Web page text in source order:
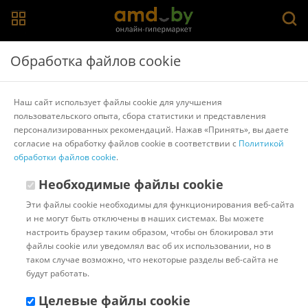
Главная > Каталог товаров Кронштейны
Dahua Для камер видеонаблюдения
Для проекторов
Для телевизоров
Настенные Настольные
Потолочные
Electric Light
Hama Kromax Wize
Сортировать: Популярные
590574
Кронштейн Wize WTH140
с 18:00 до 23:00.
Обработка файлов cookie
Наш сайт использует файлы cookie для улучшения
пользовательского опыта, сбора статистики и представления
персонализированных рекомендаций. Нажав «Принять», вы даете
согласие на обработку файлов cookie в соответствии с Политикой
обработки файлов cookie.
Необходимые файлы cookie
Эти файлы cookie необходимы для функционирования веб-сайта
и не могут быть отключены в наших системах. Вы можете
настроить браузер таким образом, чтобы он блокировал эти
файлы cookie или уведомлял вас об их использовании, но в
таком случае возможно, что некоторые разделы веб-сайта не
будут работать.
Целевые файлы cookie